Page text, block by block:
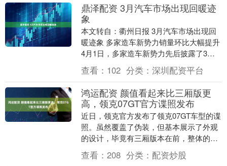
鼎泽配资 3月汽车市场出现回暖迹
象
本文转自：衢州日报 3月汽车市场出现回
暖迹象 多家造车新势力销量环比大幅提升
4月1日，多家造车新势力先后披露了3月
交付数据，整体来看回暖趋势明显，除小
米汽车外....
查看： 102 分类： 深圳配资平台
鸿运配资 颜值看起来比三厢版更
高，领克07GT官方谍照发布
近日，领克官方发布了领克07GT车型的谍
照。虽然覆盖了伪装，但基本展示了外观
的设计，毕竟有三厢版本在前，整体的样
式已经呼之欲出。 具体来看，前脸部分当
然和三版本....
查看： 208 分类： 配资炒股